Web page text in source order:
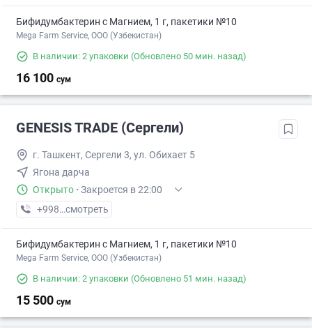
Бифидумбактерин с Магнием, 1 г, пакетики №10
Mega Farm Service, ООО (Узбекистан)
В наличии: 2 упаковки (Обновлено 50 мин. назад)
16 100 сум
GENESIS TRADE (Сергели)
г. Ташкент, Сергели 3, ул. Обихает 5
Ягона дарча
Открыто · Закроется в 22:00
+998 (95) XXX-XX-XX
смотреть
Бифидумбактерин с Магнием, 1 г, пакетики №10
Mega Farm Service, ООО (Узбекистан)
В наличии: 2 упаковки (Обновлено 51 мин. назад)
15 500 сум